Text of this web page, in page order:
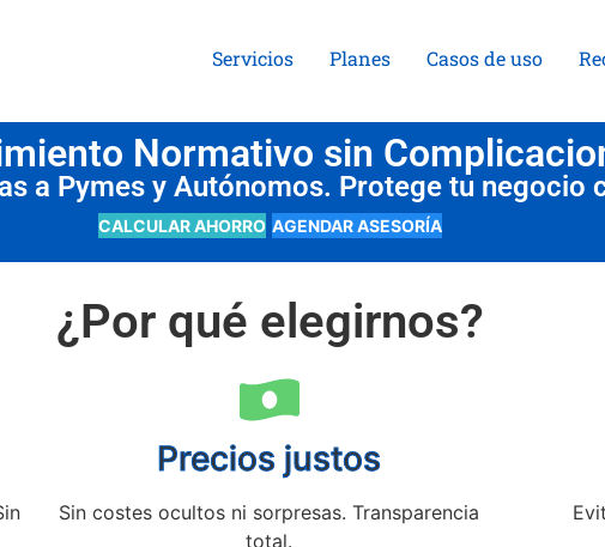
Servicios Planes Casos de uso
Normativo sin
a Pymes y Autónomos. Protege tu negocio
CALCULAR AHORRO AGENDAR ASESORÍA
¿Por qué elegirnos?
Precios justos
Sin costes ocultos ni sorpresas. Transparencia
total.